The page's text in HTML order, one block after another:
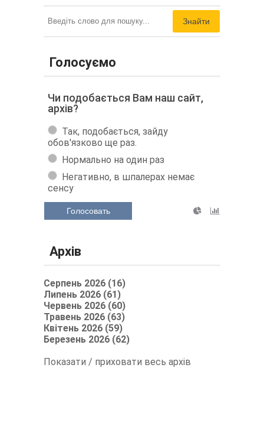
Знайти
Голосуємо
Чи подобається Вам наш сайт,
архів?
Так, подобається, зайду
обов'язково ще раз.
Нормально на один раз
Негативно, в шпалерах немає
сенсу
Голосовать
Архів
Серпень 2026 (16)
Липень 2026 (61)
Червень 2026 (60)
Травень 2026 (63)
Квітень 2026 (59)
Березень 2026 (62)
Показати / приховати весь архів